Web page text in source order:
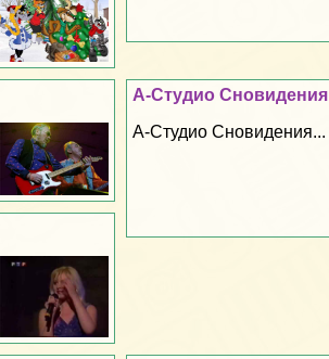
А-Студио Сновидения
А-Студио Сновидения...